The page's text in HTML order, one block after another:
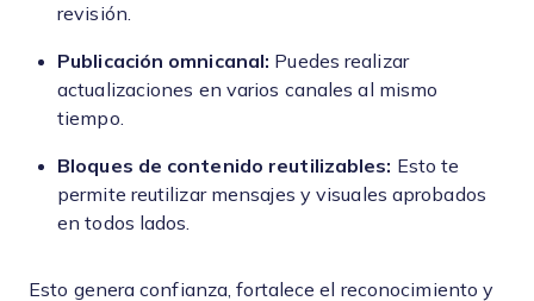
revisión.
Publicación omnicanal: Puedes realizar
actualizaciones en varios canales al mismo
tiempo.
Bloques de contenido reutilizables: Esto te
permite reutilizar mensajes y visuales aprobados
en todos lados.
Esto genera confianza, fortalece el reconocimiento y